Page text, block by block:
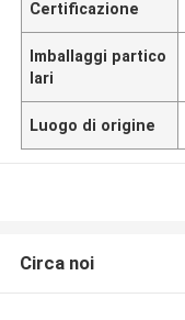
Certificazione
Imballaggi partico
lari
Luogo di origine
Circa noi